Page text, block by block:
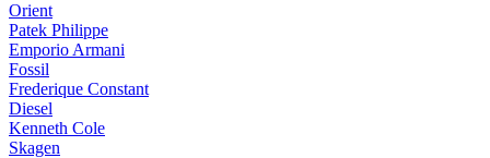
Orient
Patek Philippe
Emporio Armani
Fossil
Frederique Constant
Diesel
Kenneth Cole
Skagen